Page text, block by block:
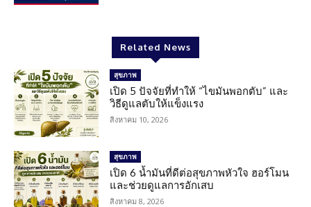
Related News
สุขภาพ
เปิด 5 ปัจจัยที่ทำให้ “ไขมันพอกตับ” และ
วิธีดูแลตับให้แข็งแรง
สิงหาคม 10, 2026
สุขภาพ
เปิด 6 น้ำมันที่ดีต่อสุขภาพหัวใจ ฮอร์โมน
และช่วยดูแลการอักเสบ
สิงหาคม 8, 2026